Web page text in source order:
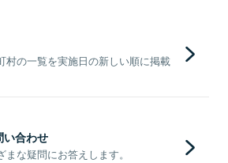
村の一覧を実施日の新しい順に掲載
い合わせ
な疑問にお答えします。